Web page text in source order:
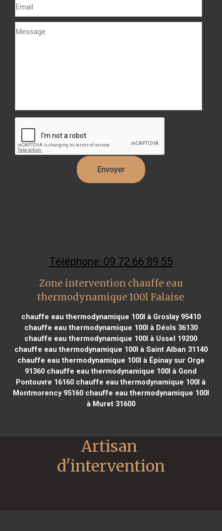
Téléphone: 09 72 66 89 55
Zone intervention chauffe eau
thermodynamique 100l Falaise
chauffe eau thermodynamique 100l à Groslay 95410
chauffe eau thermodynamique 100l à Déols 36130
chauffe eau thermodynamique 100l à Ussel 19200
chauffe eau thermodynamique 100l à Saint Alban 31140
chauffe eau thermodynamique 100l à Épinay sur Orge
91360 chauffe eau thermodynamique 100l à Gond
Pontouvre 16160 chauffe eau thermodynamique 100l à
Montmorency 95160chauffe eau thermodynamique 100l
à Muret 31600
Artisan
d'intervention